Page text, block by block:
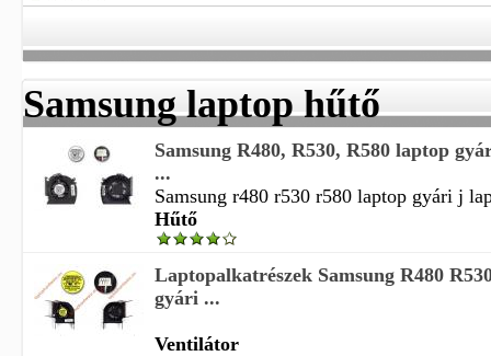
Samsung laptop hűtő
Samsung R480, R530, R580 laptop
...
Samsung r480 r530 r580 laptop gyári j
Hűtő
Laptopalkatrészek Samsung R480
gyári ...
Ventilátor